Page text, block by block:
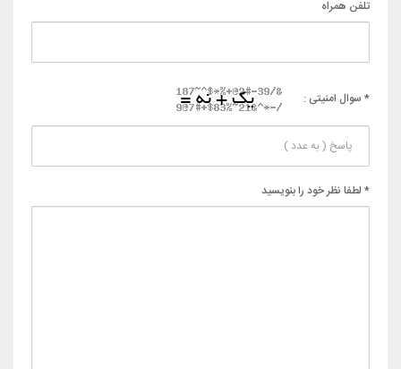
تلفن همراه
* سوال امنیتی :
* لطفا نظر خود را بنویسید